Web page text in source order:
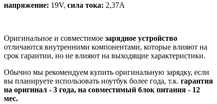
напряжение: 19V, сила тока: 2,37A
Оригинальное и совместимое зарядное устройство
отличаются внутренними компонентами, которые влияют на
срок гарантии, но не влияют на выходящие характеристики.
Обычно мы рекомендуем купить оригинальную зарядку, если
вы планируете использовать ноутбук более года, т.к. гарантия
на оригинал - 3 года, на совместимый блок питания - 12
мес.